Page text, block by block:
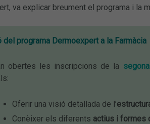
va explicar breument el programa i la
del programa Dermoexpert a la Farmàcia
obertes les inscripcions de la
Oferir una visió detallada de l’
Conèixer els diferents actius i formes